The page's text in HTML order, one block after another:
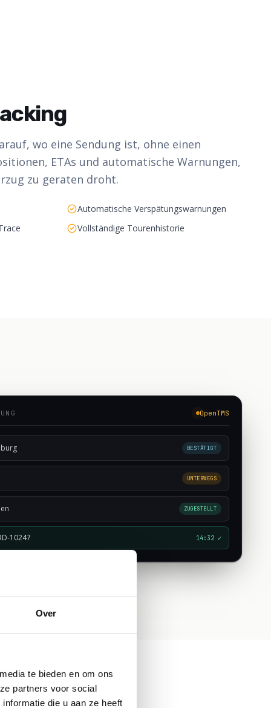
Over
te bieden en om ons
partners voor social
die u aan ze heeft
wo eine Sendung ist, ohne einen
ETAs und automatische Warnungen,
zu geraten droht.
Automatische Verspätungswarnungen
Vollständige Tourenhistorie
OpenTMS
BESTÄTIGT
UNTERWEGS
ZUGESTELLT
10247 14:32 ✓